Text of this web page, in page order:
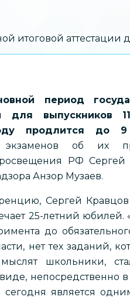
итоговой аттестации
период
для выпускников
продлится до
экзаменов об их
РФ Сергей
Анзор Музаев.
Сергей
25-летний юбилей.
до
нет тех заданий,
школьники,
непосредственно
сегодня является